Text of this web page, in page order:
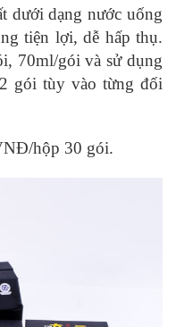
dưới dạng nước uống
tiện lợi, dễ hấp thụ.
70ml/gói và sử dụng
gói tùy vào từng đối
hộp 30 gói.